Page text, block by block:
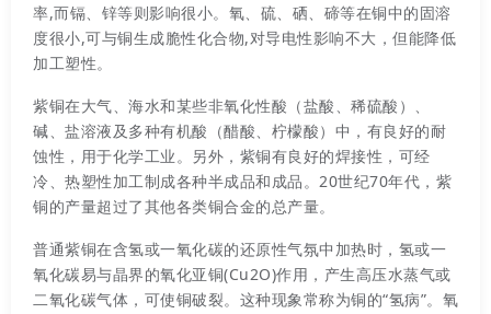
率,而镉、锌等则影响很小。氧、硫、硒、碲等在铜中的固溶
度很小,可与铜生成脆性化合物,对导电性影响不大，但能降低
加工塑性。
紫铜在大气、海水和某些非氧化性酸（盐酸、稀硫酸）、
碱、盐溶液及多种有机酸（醋酸、柠檬酸）中，有良好的耐
蚀性，用于化学工业。另外，紫铜有良好的焊接性，可经
冷、热塑性加工制成各种半成品和成品。20世纪70年代，紫
铜的产量超过了其他各类铜合金的总产量。
普通紫铜在含氢或一氧化碳的还原性气氛中加热时，氢或一
氧化碳易与晶界的氧化亚铜(Cu2O)作用，产生高压水蒸气或
二氧化碳气体，可使铜破裂。这种现象常称为铜的“氢病”。氧